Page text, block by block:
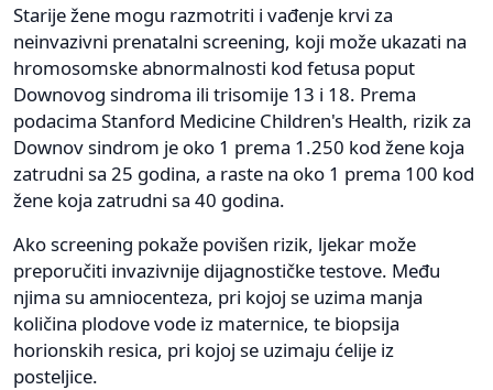
Starije žene mogu razmotriti i vađenje krvi za
neinvazivni prenatalni screening, koji može ukazati na
hromosomske abnormalnosti kod fetusa poput
Downovog sindroma ili trisomije 13 i 18. Prema
podacima Stanford Medicine Children's Health, rizik za
Downov sindrom je oko 1 prema 1.250 kod žene koja
zatrudni sa 25 godina, a raste na oko 1 prema 100 kod
žene koja zatrudni sa 40 godina.
Ako screening pokaže povišen rizik, ljekar može
preporučiti invazivnije dijagnostičke testove. Među
njima su amniocenteza, pri kojoj se uzima manja
količina plodove vode iz maternice, te biopsija
horionskih resica, pri kojoj se uzimaju ćelije iz
posteljice.